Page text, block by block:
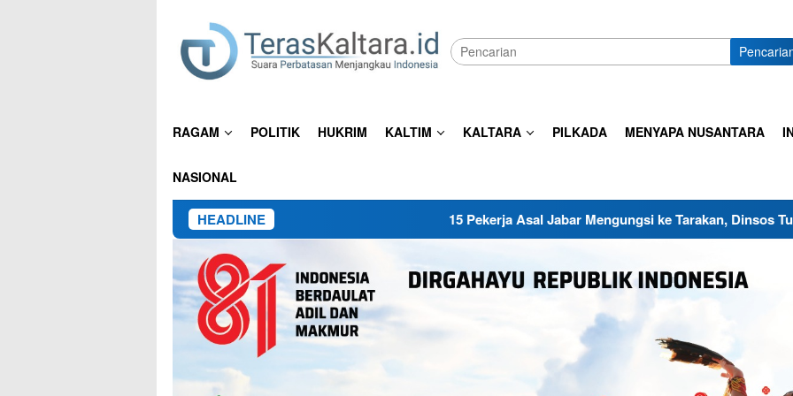
konten
RAGAM POLITIK HUKRIM KALTIM KALTARA PILKADA MENYAPA NUSANTARA
NASIONAL
HEADLINE 15 Pekerja Asal Jabar Mengungsi ke Tarakan, Dinsos Turun Tangan